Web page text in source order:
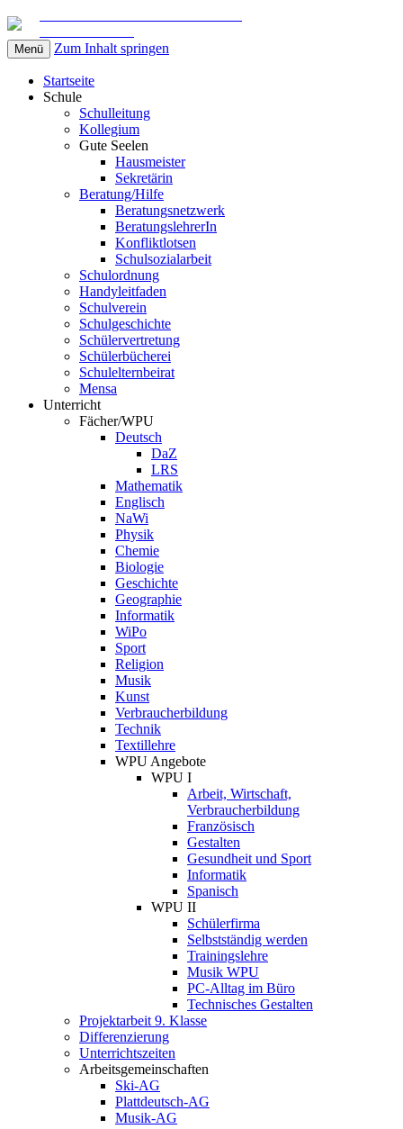
Menü Zum Inhalt springen
Startseite
Schule
Schulleitung
Kollegium
Gute Seelen
Hausmeister
Sekretärin
Beratung/Hilfe
Beratungsnetzwerk
BeratungslehrerIn
Konfliktlotsen
Schulsozialarbeit
Schulordnung
Handyleitfaden
Schulverein
Schulgeschichte
Schülervertretung
Schülerbücherei
Schulelternbeirat
Mensa
Unterricht
Fächer/WPU
Deutsch
DaZ
LRS
Mathematik
Englisch
NaWi
Physik
Chemie
Biologie
Geschichte
Geographie
Informatik
WiPo
Sport
Religion
Musik
Kunst
Verbraucherbildung
Technik
Textillehre
WPU Angebote
WPU I
Arbeit, Wirtschaft,
Verbraucherbildung
Französisch
Gestalten
Gesundheit und Sport
Informatik
Spanisch
WPU II
Schülerfirma
Selbstständig werden
Trainingslehre
Musik WPU
PC-Alltag im Büro
Technisches Gestalten
Projektarbeit 9. Klasse
Differenzierung
Unterrichtszeiten
Arbeitsgemeinschaften
Ski-AG
Plattdeutsch-AG
Musik-AG